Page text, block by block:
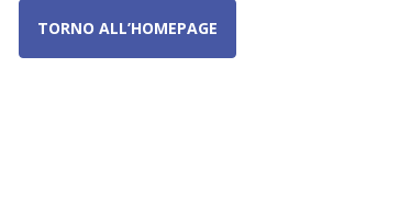
TORNO ALL’HOMEPAGE